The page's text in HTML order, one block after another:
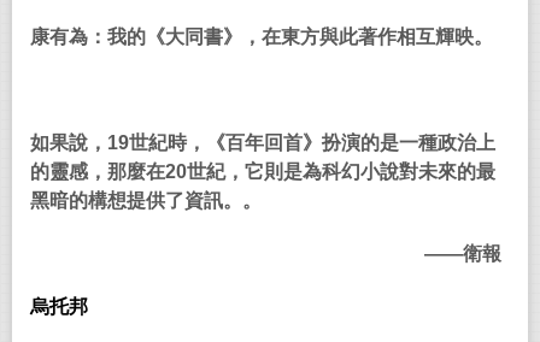
康有為：我的《大同書》，在東方與此著作相互輝映。
如果說， 19世紀時，《百年回首》扮演的是一種政治上
的靈感，那麼在20世紀，它則是為科幻小說對未來的最
黑暗的構想提供了資訊。。
——衛報
烏托邦